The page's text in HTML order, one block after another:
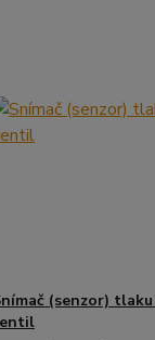
(senzor)